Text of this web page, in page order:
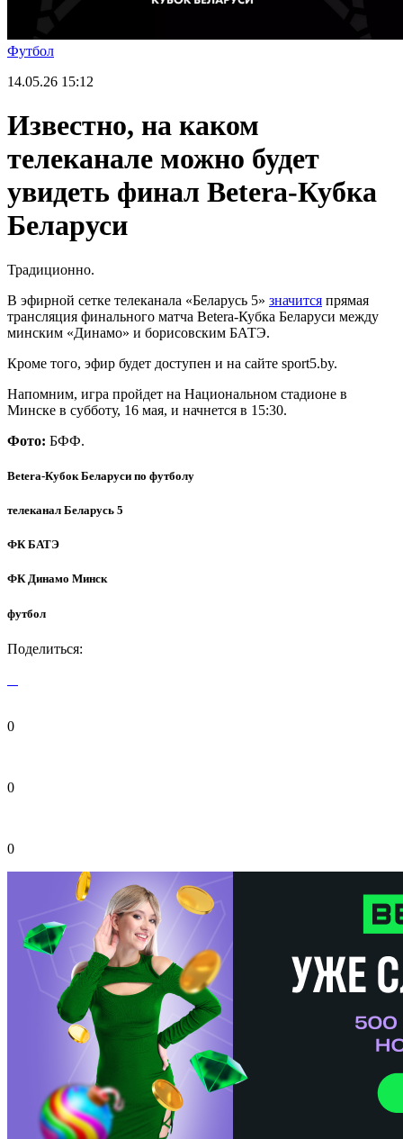
Футбол
14.05.26 15:12
Известно, на каком
телеканале можно будет
увидеть финал Betera-Кубка
Беларуси
Традиционно.
В эфирной сетке телеканала «Беларусь 5» значится прямая
трансляция финального матча Betera-Кубка Беларуси между
минским «Динамо» и борисовским БАТЭ.
Кроме того, эфир будет доступен и на сайте sport5.by.
Напомним, игра пройдет на Национальном стадионе в
Минске в субботу, 16 мая, и начнется в 15:30.
Фото: БФФ.
Betera-Кубок Беларуси по футболу
телеканал Беларусь 5
ФК БАТЭ
ФК Динамо Минск
футбол
Поделиться:
0
0
0